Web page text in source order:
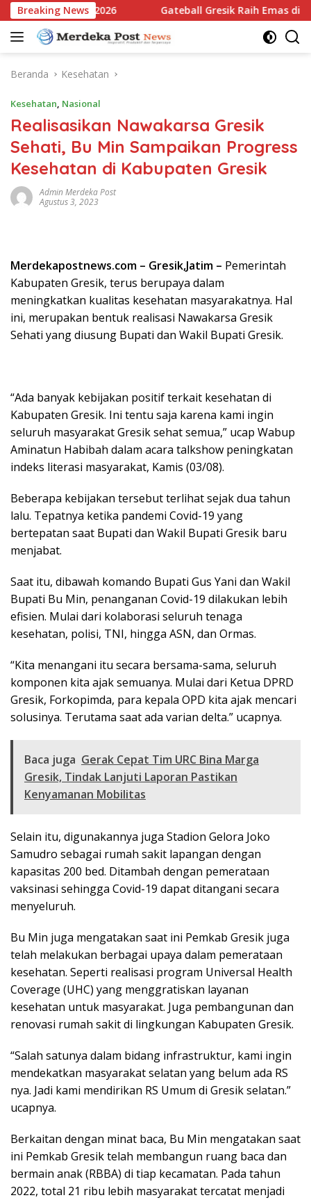
Langsung
ke
konten
Breaking News
Open 2026 Gateball Gresik Raih Emas di East
Beranda Kesehatan
Kesehatan, Nasional
Realisasikan Nawakarsa Gresik
Sehati, Bu Min Sampaikan Progress
Kesehatan di Kabupaten Gresik
Admin Merdeka Post
Agustus 3, 2023
Merdekapostnews.com – Gresik,Jatim – Pemerintah
Kabupaten Gresik, terus berupaya dalam
meningkatkan kualitas kesehatan masyarakatnya. Hal
ini, merupakan bentuk realisasi Nawakarsa Gresik
Sehati yang diusung Bupati dan Wakil Bupati Gresik.
“Ada banyak kebijakan positif terkait kesehatan di
Kabupaten Gresik. Ini tentu saja karena kami ingin
seluruh masyarakat Gresik sehat semua,” ucap Wabup
Aminatun Habibah dalam acara talkshow peningkatan
indeks literasi masyarakat, Kamis (03/08).
Beberapa kebijakan tersebut terlihat sejak dua tahun
lalu. Tepatnya ketika pandemi Covid-19 yang
bertepatan saat Bupati dan Wakil Bupati Gresik baru
menjabat.
Saat itu, dibawah komando Bupati Gus Yani dan Wakil
Bupati Bu Min, penanganan Covid-19 dilakukan lebih
efisien. Mulai dari kolaborasi seluruh tenaga
kesehatan, polisi, TNI, hingga ASN, dan Ormas.
“Kita menangani itu secara bersama-sama, seluruh
komponen kita ajak semuanya. Mulai dari Ketua DPRD
Gresik, Forkopimda, para kepala OPD kita ajak mencari
solusinya. Terutama saat ada varian delta.” ucapnya.
Baca juga Gerak Cepat Tim URC Bina Marga
Gresik, Tindak Lanjuti Laporan Pastikan
Kenyamanan Mobilitas
Selain itu, digunakannya juga Stadion Gelora Joko
Samudro sebagai rumah sakit lapangan dengan
kapasitas 200 bed. Ditambah dengan pemerataan
vaksinasi sehingga Covid-19 dapat ditangani secara
menyeluruh.
Bu Min juga mengatakan saat ini Pemkab Gresik juga
telah melakukan berbagai upaya dalam pemerataan
kesehatan. Seperti realisasi program Universal Health
Coverage (UHC) yang menggratiskan layanan
kesehatan untuk masyarakat. Juga pembangunan dan
renovasi rumah sakit di lingkungan Kabupaten Gresik.
“Salah satunya dalam bidang infrastruktur, kami ingin
mendekatkan masyarakat selatan yang belum ada RS
nya. Jadi kami mendirikan RS Umum di Gresik selatan.”
ucapnya.
Berkaitan dengan minat baca, Bu Min mengatakan saat
ini Pemkab Gresik telah membangun ruang baca dan
bermain anak (RBBA) di tiap kecamatan. Pada tahun
2022, total 21 ribu lebih masyarakat tercatat menjadi